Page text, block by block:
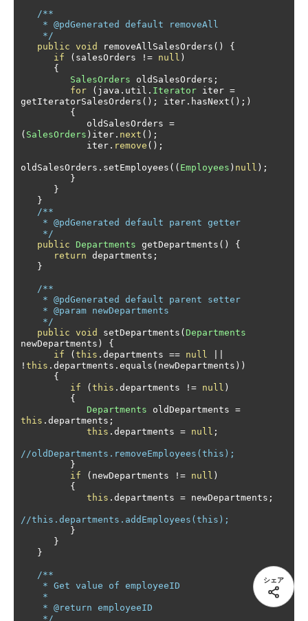
/**
    */
public void removeAllSalesOrders ()
{
if
( salesOrders != null )
{
SalesOrders oldSalesOrders ;
for
( java . util . Iterator iter =
getIteratorSalesOrders (); iter . hasNext ();)
{
            oldSalesOrders
=
( SalesOrders ) iter . next ();
            iter
. remove ();
oldSalesOrders . setEmployees (( Employees ) null );
}
}
}
/**
    */
public Departments getDepartments ()
{
return departments ;
}
/**
    */
public void setDepartments ( Departments
newDepartments )
{
if
( this . departments == null
! this . departments . equals ( newDepartments ))
{
if
( this . departments != null )
{
Departments oldDepartments =
this . departments ;
this . departments = null ;
//oldDepartments.removeEmployees(this);
}
if
( newDepartments != null )
{
this . departments = newDepartments ;
//this.departments.addEmployees(this);
}
}
}
/**
    */
シェア